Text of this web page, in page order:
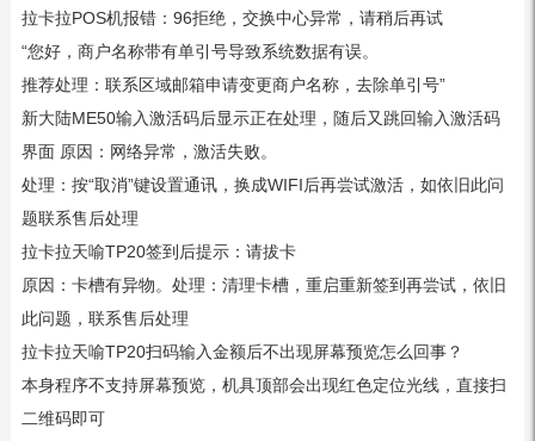
拉卡拉POS机报错：96拒绝，交换中心异常，请稍后再试
“您好，商户名称带有单引号导致系统数据有误。
推荐处理：联系区域邮箱申请变更商户名称，去除单引号”
新大陆ME50输入激活码后显示正在处理，随后又跳回输入激活码
界面 原因：网络异常，激活失败。
处理：按“取消”键设置通讯，换成WIFI后再尝试激活，如依旧此问
题联系售后处理
拉卡拉天喻TP20签到后提示：请拔卡
原因：卡槽有异物。处理：清理卡槽，重启重新签到再尝试，依旧
此问题，联系售后处理
拉卡拉天喻TP20扫码输入金额后不出现屏幕预览怎么回事？
本身程序不支持屏幕预览，机具顶部会出现红色定位光线，直接扫
二维码即可